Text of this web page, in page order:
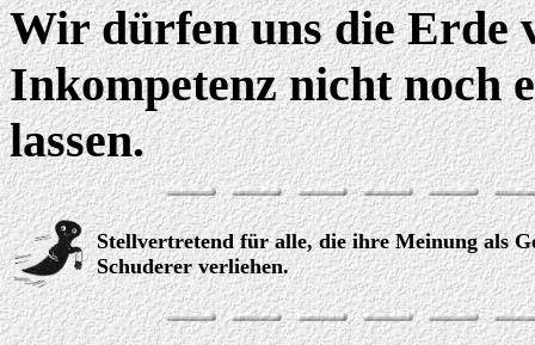
Wir dürfen uns die Erde
Inkompetenz nicht noch
lassen.
Stellvertretend für alle, die ihre Meinung als
Schuderer verliehen.